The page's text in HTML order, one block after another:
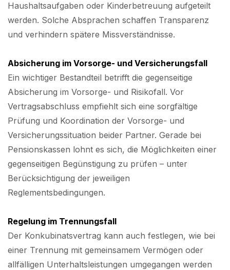
Haushaltsaufgaben oder Kinderbetreuung aufgeteilt
werden. Solche Absprachen schaffen Transparenz
und verhindern spätere Missverständnisse.
Absicherung im Vorsorge- und Versicherungsfall
Ein wichtiger Bestandteil betrifft die gegenseitige
Absicherung im Vorsorge- und Risikofall. Vor
Vertragsabschluss empfiehlt sich eine sorgfältige
Prüfung und Koordination der Vorsorge- und
Versicherungssituation beider Partner. Gerade bei
Pensionskassen lohnt es sich, die Möglichkeiten einer
gegenseitigen Begünstigung zu prüfen – unter
Berücksichtigung der jeweiligen
Reglementsbedingungen.
Regelung im Trennungsfall
Der Konkubinatsvertrag kann auch festlegen, wie bei
einer Trennung mit gemeinsamem Vermögen oder
allfälligen Unterhaltsleistungen umgegangen werden